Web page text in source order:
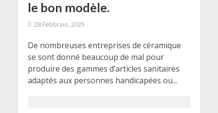
le bon modèle.
28 Febbraio, 2025
De nombreuses entreprises de céramique
se sont donné beaucoup de mal pour
produire des gammes d’articles sanitaires
adaptés aux personnes handicapées ou...